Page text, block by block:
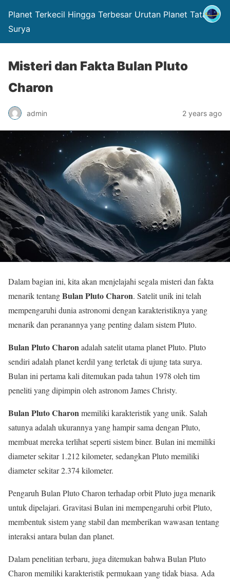
Planet Terkecil Hingga Terbesar Urutan Planet Tata
Surya
Misteri dan Fakta Bulan Pluto
Charon
admin 2 years ago
Dalam bagian ini, kita akan menjelajahi segala misteri dan fakta
menarik tentangBulan Pluto Charon. Satelit unik ini telah
mempengaruhi dunia astronomi dengan karakteristiknya yang
menarik dan peranannya yang penting dalam sistem Pluto.
Bulan Pluto Charonadalah satelit utama planet Pluto. Pluto
sendiri adalah planet kerdil yang terletak di ujung tata surya.
Bulan ini pertama kali ditemukan pada tahun 1978 oleh tim
peneliti yang dipimpin oleh astronom James Christy.
Bulan Pluto Charonmemiliki karakteristik yang unik. Salah
satunya adalah ukurannya yang hampir sama dengan Pluto,
membuat mereka terlihat seperti sistem biner. Bulan ini memiliki
diameter sekitar 1.212 kilometer, sedangkan Pluto memiliki
diameter sekitar 2.374 kilometer.
Pengaruh Bulan Pluto Charon terhadap orbit Pluto juga menarik
untuk dipelajari. Gravitasi Bulan ini mempengaruhi orbit Pluto,
membentuk sistem yang stabil dan memberikan wawasan tentang
interaksi antara bulan dan planet.
Dalam penelitian terbaru, juga ditemukan bahwa Bulan Pluto
Charon memiliki karakteristik permukaan yang tidak biasa. Ada